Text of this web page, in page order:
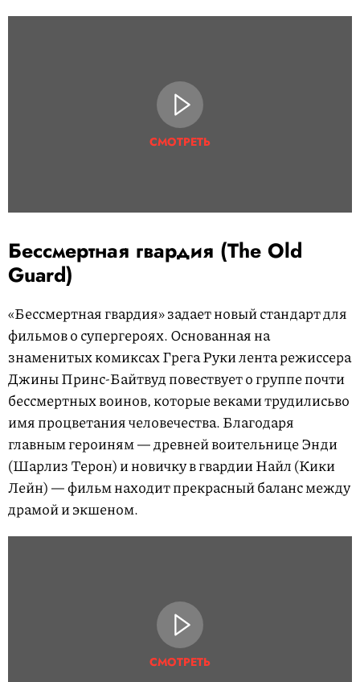
СМОТРЕТЬ
Бессмертная гвардия (The Old
Guard)
«Бессмертная гвардия» задает новый стандарт для
фильмов о супергероях. Основанная на
знаменитых комиксах Грега Руки лента режиссера
Джины Принс-Байтвуд повествует о группе почти
бессмертных воинов, которые веками трудилисьво
имя процветания человечества. Благодаря
главным героиням — древней воительнице Энди
(Шарлиз Терон) и новичку в гвардии Найл (Кики
Лейн) — фильм находит прекрасный баланс между
драмой и экшеном.
СМОТРЕТЬ